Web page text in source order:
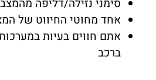
סימני נזילה/דליפה
אחד מחוטי החיווט של
אתם חווים בעיות
ברכב